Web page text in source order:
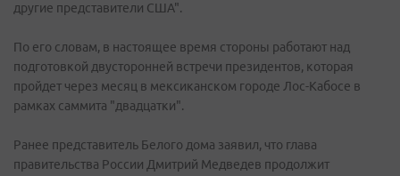
другие представители США".
По его словам, в настоящее время стороны работают над
подготовкой двусторонней встречи президентов, которая
пройдет через месяц в мексиканском городе Лос-Кабосе в
рамках саммита "двадцатки".
Ранее представитель Белого дома заявил, что глава
правительства России Дмитрий Медведев продолжит